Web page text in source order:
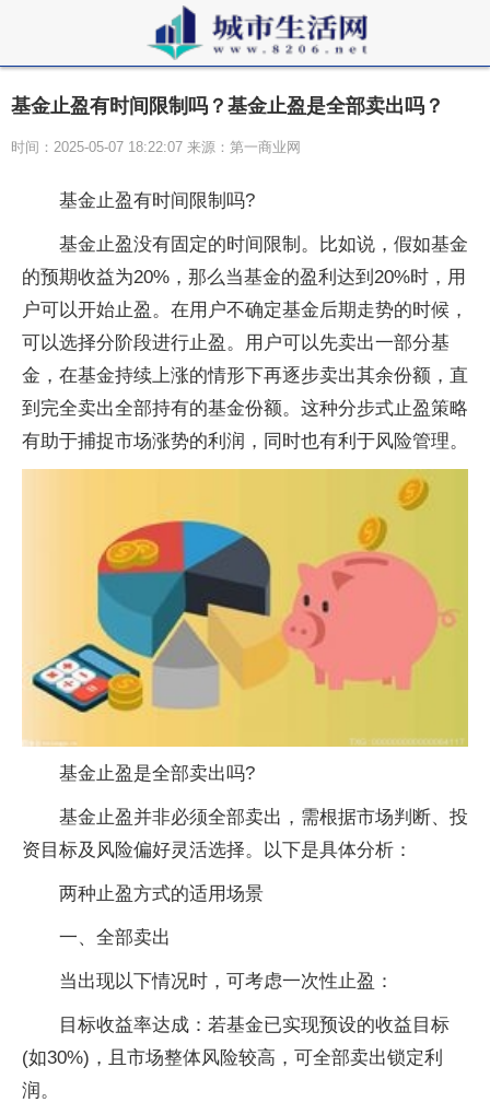
基金止盈有时间限制吗？基金止盈是全部卖出吗？
时间：2025-05-07 18:22:07 来源：第一商业网
基金止盈有时间限制吗?
基金止盈没有固定的时间限制。比如说，假如基金
的预期收益为20%，那么当基金的盈利达到20%时，用
户可以开始止盈。在用户不确定基金后期走势的时候，
可以选择分阶段进行止盈。用户可以先卖出一部分基
金，在基金持续上涨的情形下再逐步卖出其余份额，直
到完全卖出全部持有的基金份额。这种分步式止盈策略
有助于捕捉市场涨势的利润，同时也有利于风险管理。
基金止盈是全部卖出吗?
‌基金止盈并非必须全部卖出，需根据市场判断、投
资目标及风险偏好灵活选择‌。以下是具体分析：‌
两种止盈方式的适用场景
一‌、全部卖出‌
当出现以下情况时，可考虑一次性止盈：
‌目标收益率达成‌：若基金已实现预设的收益目标
(如30%)，且市场整体风险较高，可全部卖出锁定利
润。